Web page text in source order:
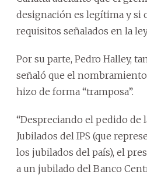
designación es legítima y si
requisitos señalados en la
Por su parte, Pedro Halley,
señaló que el
hizo de forma “tramposa”.
“Despreciando el pedido de
Jubilados del IPS (que
los jubilados del país), el
a un jubilado del Banco